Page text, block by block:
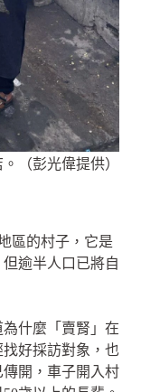
（彭光偉提供）
區的村子，它是
逾半人口已將自
什麼「賣腎」在
好採訪對象，也
開，車子開入村